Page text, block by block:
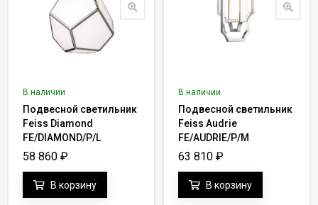
В наличии
Подвесной светильник
Feiss Diamond
FE/DIAMOND/P/L
58 860 ₽
В корзину
В наличии
Подвесной светильник
Feiss Audrie
FE/AUDRIE/P/M
63 810 ₽
В корзину